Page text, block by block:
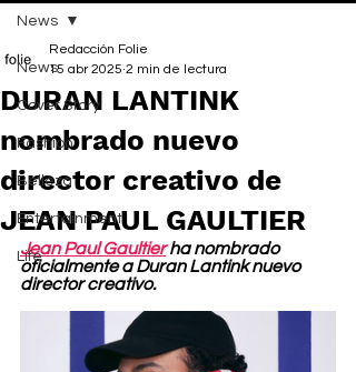
News
Cover Story
Fashion
Belleza
Entertainment
Life
News
DURAN LANTINK
nombrado nuevo
director creativo de
JEAN PAUL GAULTIER
Redacción Folie
15 abr 2025 2 min de lectura
Jean Paul Gaultier ha nombrado
oficialmente a Duran Lantink nuevo
director creativo.